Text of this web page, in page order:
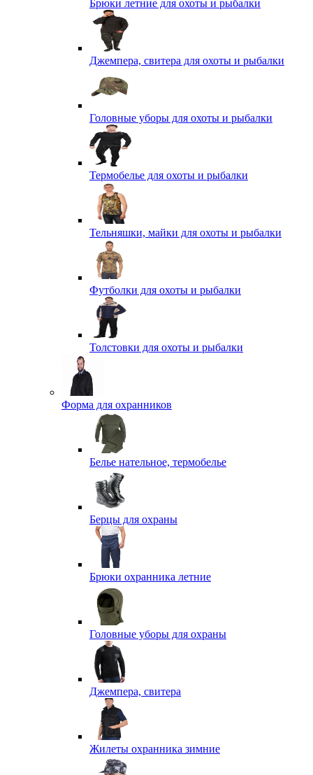
Брюки летние для охоты и рыбалки
Джемпера, свитера для охоты и рыбалки
Головные уборы для охоты и рыбалки
Термобелье для охоты и рыбалки
Тельняшки, майки для охоты и рыбалки
Футболки для охоты и рыбалки
Толстовки для охоты и рыбалки
Форма для охранников
Белье нательное, термобелье
Берцы для охраны
Брюки охранника летние
Головные уборы для охраны
Джемпера, свитера
Жилеты охранника зимние